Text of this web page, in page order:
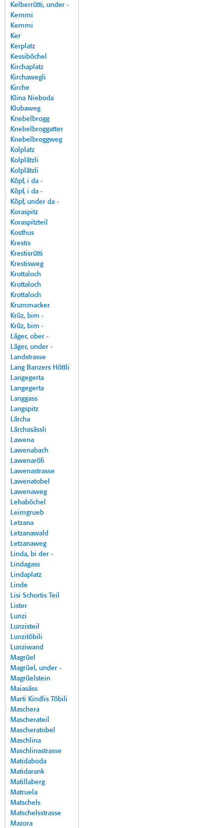
Kelberrütti, under -
Kemmi
Kemmi
Ker
Kerplatz
Kessiböchel
Kirchaplatz
Kirchawegli
Kirche
Klina Nieboda
Klubaweg
Knebelbrogg
Knebelbroggatter
Knebelbroggweg
Kolplatz
Kolplätzli
Kolplätzli
Köpf, i da -
Köpf, i da -
Köpf, under da -
Koraspitz
Koraspitzteil
Kosthus
Krestis
Krestisrütti
Krestisweg
Krottaloch
Krottaloch
Krottaloch
Krummacker
Krüz, bim -
Krüz, bim -
Läger, ober -
Läger, under -
Landstrasse
Lang Banzers Höttli
Langegerta
Langegerta
Langgass
Langspitz
Lärcha
Lärchasässli
Lawena
Lawenabach
Lawenaröfi
Lawenastrasse
Lawenatobel
Lawenaweg
Lehaböchel
Leimgrueb
Letzana
Letzanawald
Letzanaweg
Linda, bi der -
Lindagass
Lindaplatz
Linde
Lisi Schortis Teil
Lister
Lunzi
Lunzisteil
Lunzitöbili
Lunziwand
Magrüel
Magrüel, under -
Magrüelstein
Maiasäss
Marti Kindlis Töbili
Maschera
Mascherateil
Mascheratobel
Maschlina
Maschlinastrasse
Matidaboda
Matidarank
Matillaberg
Matruela
Matschels
Matschelsstrasse
Mazora